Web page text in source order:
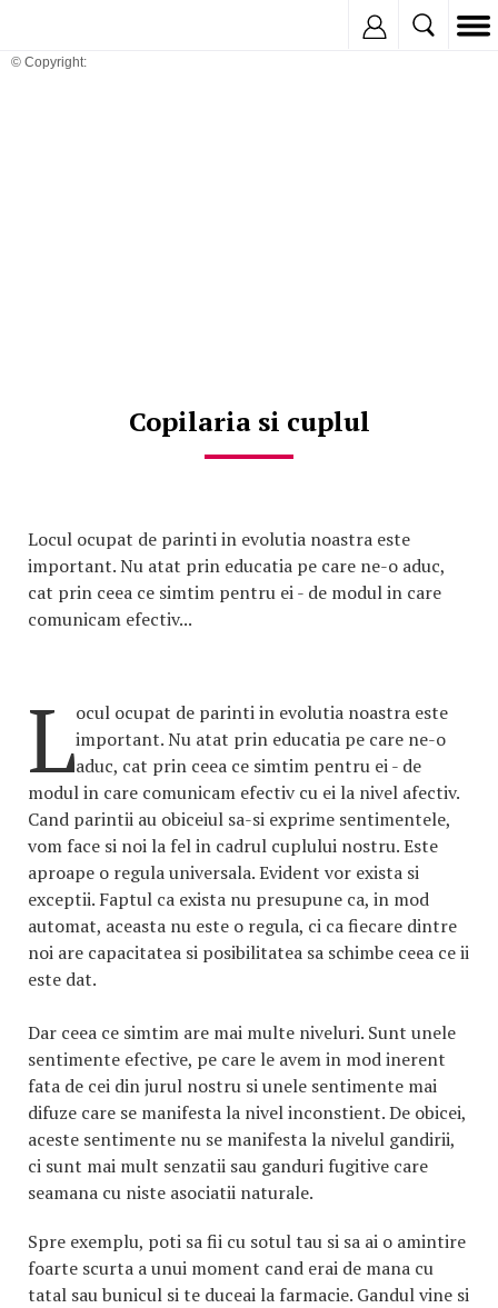
© Copyright:
Copilaria si cuplul
Locul ocupat de parinti in evolutia noastra este
important. Nu atat prin educatia pe care ne-o aduc,
cat prin ceea ce simtim pentru ei - de modul in care
comunicam efectiv...
Locul ocupat de parinti in evolutia noastra este
important. Nu atat prin educatia pe care ne-o
aduc, cat prin ceea ce simtim pentru ei - de
modul in care comunicam efectiv cu ei la nivel afectiv.
Cand parintii au obiceiul sa-si exprime sentimentele,
vom face si noi la fel in cadrul cuplului nostru. Este
aproape o regula universala. Evident vor exista si
exceptii. Faptul ca exista nu presupune ca, in mod
automat, aceasta nu este o regula, ci ca fiecare dintre
noi are capacitatea si posibilitatea sa schimbe ceea ce ii
este dat.
Dar ceea ce simtim are mai multe niveluri. Sunt unele
sentimente efective, pe care le avem in mod inerent
fata de cei din jurul nostru si unele sentimente mai
difuze care se manifesta la nivel inconstient. De obicei,
aceste sentimente nu se manifesta la nivelul gandirii,
ci sunt mai mult senzatii sau ganduri fugitive care
seamana cu niste asociatii naturale.
Spre exemplu, poti sa fii cu sotul tau si sa ai o amintire
foarte scurta a unui moment cand erai de mana cu
tatal sau bunicul si te duceai la farmacie. Gandul vine si